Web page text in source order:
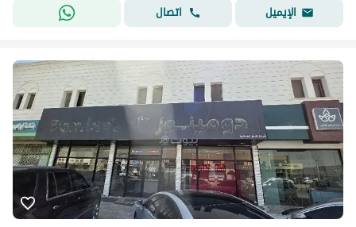
الإيميل
اتصال